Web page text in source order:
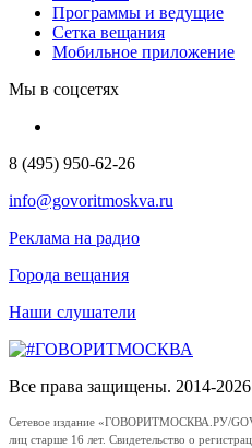
Программы и ведущие
Сетка вещания
Мобильное приложение
Мы в соцсетях
8 (495) 950-62-26
info@govoritmoskva.ru
Реклама на радио
Города вещания
Наши слушатели
Все права защищены. 2014-
Сетевое издание «ГОВОРИТМОСКВА.РУ/
лиц старше 16 лет. Свидетельство о